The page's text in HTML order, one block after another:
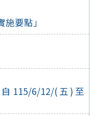
要點」
115/6/12/(五)至